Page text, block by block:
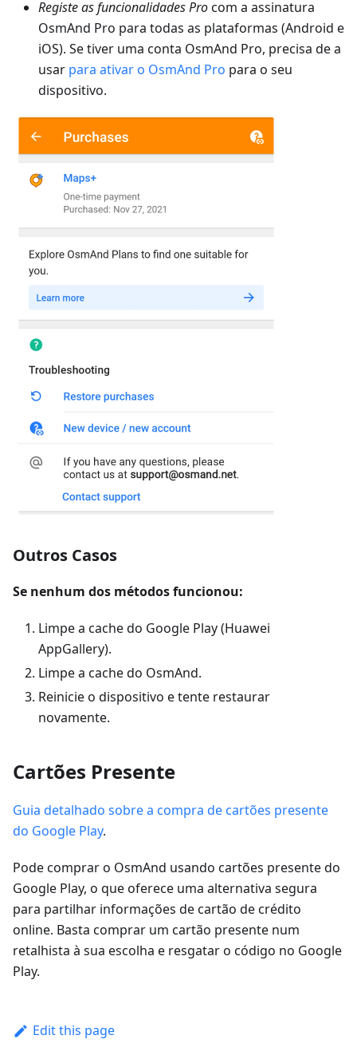
Registe as funcionalidades Procom a assinatura
OsmAnd Pro para todas as plataformas (Android e
iOS). Se tiver uma conta OsmAnd Pro, precisa de a
usar para ativar o OsmAnd Pro para o seu
dispositivo.
Outros Casos
Se nenhum dos métodos funcionou:
Limpe a cache do Google Play (Huawei
AppGallery).
Limpe a cache do OsmAnd.
Reinicie o dispositivo e tente restaurar
novamente.
Cartões Presente
Guia detalhado sobre a compra de cartões presente
do Google Play.
Pode comprar o OsmAnd usando cartões presente do
Google Play, o que oferece uma alternativa segura
para partilhar informações de cartão de crédito
online. Basta comprar um cartão presente num
retalhista à sua escolha e resgatar o código no Google
Play.
Edit this page